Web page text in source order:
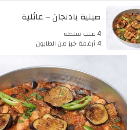
صينية باذنجان – عائلية
4 علب سلطه
4 أرغفة خبز من الطابون